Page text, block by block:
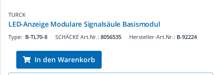
TURCK
LED-Anzeige Modulare Signalsäule Basismodul
SCHÄCKE Art.Nr.: 8056535
Type: B-TL70-8 Hersteller-Art.Nr.: B-92224
In den Warenkorb